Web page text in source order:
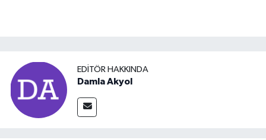
EDITÖR HAKKINDA
Damla Akyol